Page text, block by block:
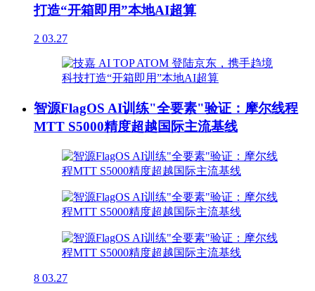
打造“开箱即用”本地AI超算
2 03.27
智源FlagOS AI训练"全要素"验证：摩尔线程
MTT S5000精度超越国际主流基线
8 03.27